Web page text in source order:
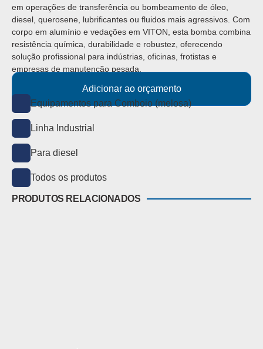
em operações de transferência ou bombeamento de óleo,
diesel, querosene, lubrificantes ou fluidos mais agressivos. Com
corpo em alumínio e vedações em VITON, esta bomba combina
resistência química, durabilidade e robustez, oferecendo
solução profissional para indústrias, oficinas, frotistas e
empresas de manutenção pesada.
Adicionar ao orçamento
Equipamentos para Comboio (melosa)
Linha Industrial
Para diesel
Todos os produtos
PRODUTOS RELACIONADOS